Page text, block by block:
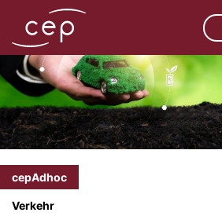
cepAdhoc
Verkehr